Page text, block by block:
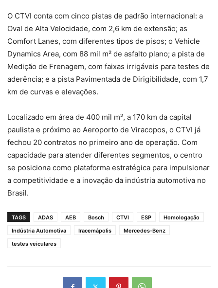
O CTVI conta com cinco pistas de padrão internacional: a
Oval de Alta Velocidade, com 2,6 km de extensão; as
Comfort Lanes, com diferentes tipos de pisos; o Vehicle
Dynamics Area, com 88 mil m² de asfalto plano; a pista de
Medição de Frenagem, com faixas irrigáveis para testes de
aderência; e a pista Pavimentada de Dirigibilidade, com 1,7
km de curvas e elevações.
Localizado em área de 400 mil m², a 170 km da capital
paulista e próximo ao Aeroporto de Viracopos, o CTVI já
fechou 20 contratos no primeiro ano de operação. Com
capacidade para atender diferentes segmentos, o centro
se posiciona como plataforma estratégica para impulsionar
a competitividade e a inovação da indústria automotiva no
Brasil.
TAGS ADAS AEB Bosch CTVI ESP
Homologação
Indústria Automotiva
Iracemápolis
Mercedes-Benz
testes veiculares